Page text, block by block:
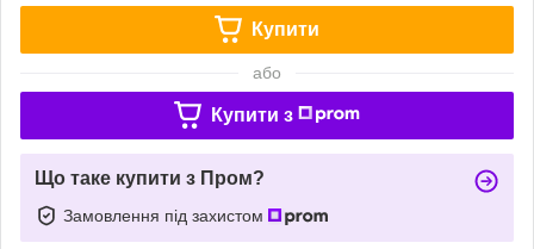
Купити
або
Купити з
Що таке купити з Пром?
Замовлення під захистом